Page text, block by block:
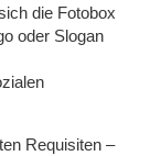
die Fotobox
oder Slogan
Requisiten –